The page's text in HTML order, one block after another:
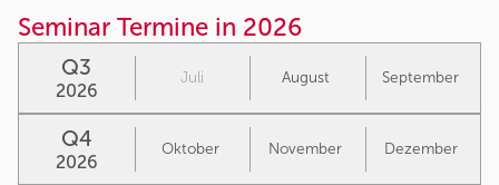
Seminar Termine in 2026
Q3
2026
Juli August September
Q4
2026
Oktober November Dezember